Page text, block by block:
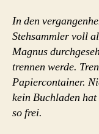
In den
Stehsammler voll
Magnus
trennen werde.
Papiercontainer.
kein Buchladen
so frei.